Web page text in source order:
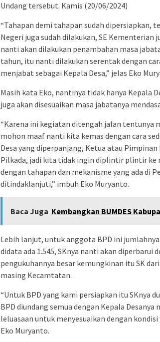
Undang tersebut. Kamis (20/06/2024)
“Tahapan demi tahapan sudah dipersiapkan,
Negeri juga sudah dilakukan, SE
nanti akan dilakukan penambahan masa
tahun, itu nanti dilakukan serentak dengan
menjabat sebagai Kepala Desa,” jelas Eko
Masih kata Eko, nantinya tidak hanya Kepala
juga akan disesuaikan masa jabatanya
“Karena ini kegiatan ditengah jalan tentunya
mohon maaf nanti kita kemas dengan cara
Desa yang diperpanjang, Ketua atau
Pilkada, jadi kita tidak ingin diplintir plintir ke
dengan tahapan dan mekanisme yang ada di
ditindaklanjuti,” imbuh Eko Muryanto.
Baca Juga Kembangkan BUMDES
Lebih lanjut, untuk anggota BPD ini
didata ada 1.545, SKnya nanti akan diperbarui
pengukuhannya besar kemungkinan itu SK
masing Kecamtatan.
“Untuk BPD yang kami persiapkan itu SKnya
BPD diundang semua dengan Kepala
leluasaan untuk menyesuaikan dengan
Eko Muryanto.